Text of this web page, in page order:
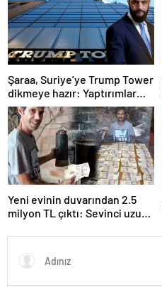
Şaraa, Suriye’ye Trump Tower
dikmeye hazır: Yaptırımlar
bitsin yeter
Yeni evinin duvarından 2.5
milyon TL çıktı: Sevinci uzun